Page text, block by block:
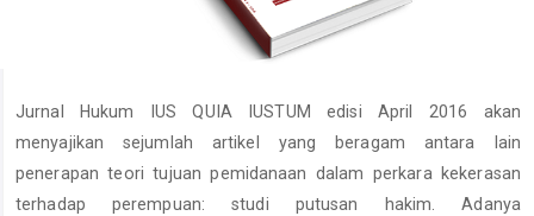
Jurnal Hukum IUS QUIA IUSTUM edisi April 2016 akan
menyajikan sejumlah artikel yang beragam antara lain
penerapan teori tujuan pemidanaan dalam perkara kekerasan
terhadap perempuan: studi putusan hakim. Adanya